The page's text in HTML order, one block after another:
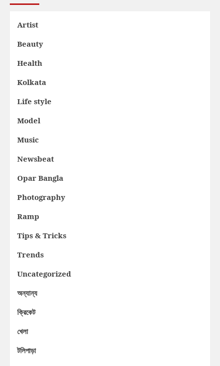
Artist
Beauty
Health
Kolkata
Life style
Model
Music
Newsbeat
Opar Bangla
Photography
Ramp
Tips & Tricks
Trends
Uncategorized
অন্যান্য
ক্রিকেট
খেলা
টলিপাড়া